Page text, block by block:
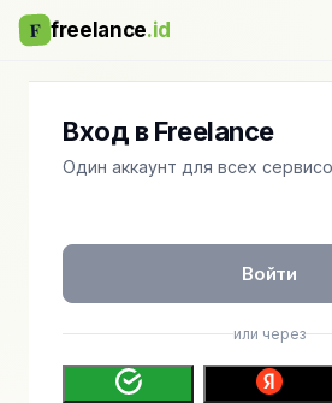
F freelance.id
Вход в Freelance
Один аккаунт для всех
Войти
или через